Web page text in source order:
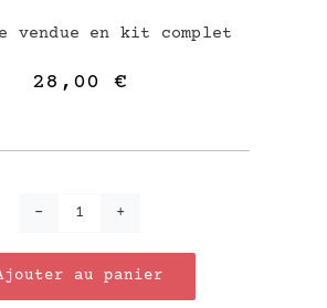
vendue en kit complet
28,00 €
de
Kit
au panier